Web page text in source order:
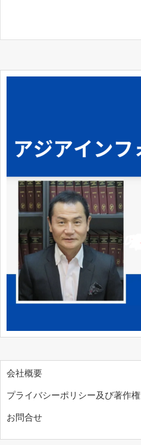
会社概要
プライバシーポリシー及び著作権
お問合せ